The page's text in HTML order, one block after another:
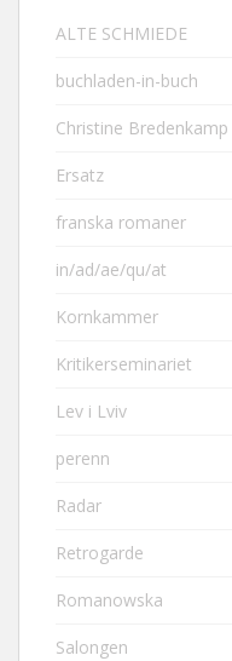
ALTE SCHMIEDE
buchladen-in-buch
Christine Bredenkamp
Ersatz
franska romaner
in/ad/ae/qu/at
Kornkammer
Kritikerseminariet
Lev i Lviv
perenn
Radar
Retrogarde
Romanowska
Salongen